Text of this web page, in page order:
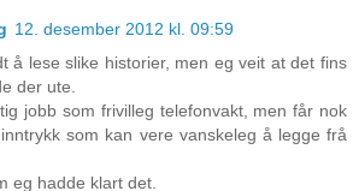
12. desember 2012 kl. 09:59
å lese slike historier, men eg veit at det fins
der ute.
jobb som frivilleg telefonvakt, men får nok
som kan vere vanskeleg å legge frå
eg hadde klart det.